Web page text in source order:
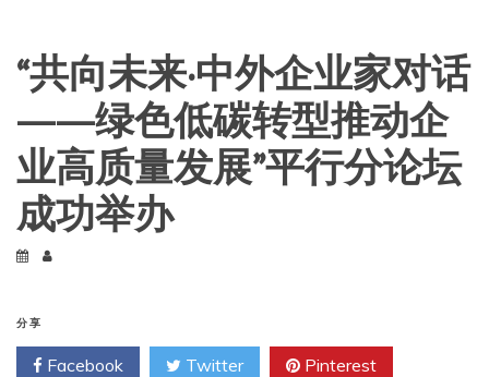
“共向未来·中外企业家对话
——绿色低碳转型推动企
业高质量发展”平行分论坛
成功举办
分享
Facebook Twitter Pinterest